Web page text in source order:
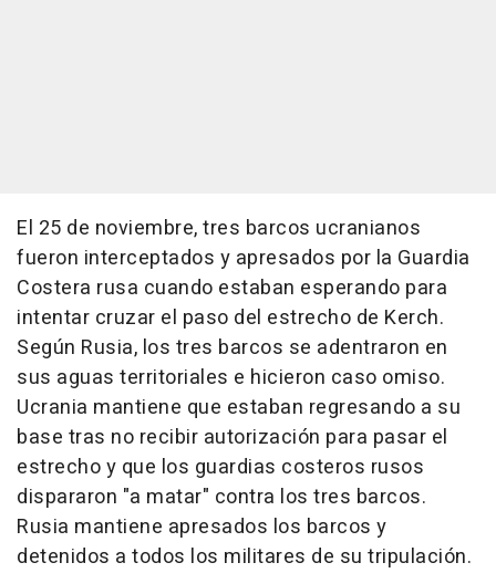
El 25 de noviembre, tres barcos ucranianos
fueron interceptados y apresados por la Guardia
Costera rusa cuando estaban esperando para
intentar cruzar el paso del estrecho de Kerch.
Según Rusia, los tres barcos se adentraron en
sus aguas territoriales e hicieron caso omiso.
Ucrania mantiene que estaban regresando a su
base tras no recibir autorización para pasar el
estrecho y que los guardias costeros rusos
dispararon "a matar" contra los tres barcos.
Rusia mantiene apresados los barcos y
detenidos a todos los militares de su tripulación.